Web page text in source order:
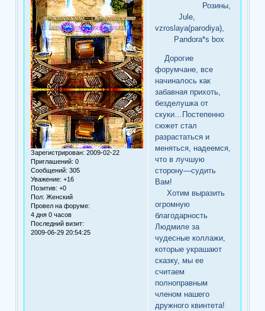
Зарегистрирован: 2009-02-22
Приглашений: 0
Сообщений: 305
Уважение: +16
Позитив: +0
Пол: Женский
Провел на форуме:
4 дня 0 часов
Последний визит:
2009-06-29 20:54:25
Розины,
Jule,
vzroslaya(parodiya),
Pandora*s box
Дорогие
форумчане, все
начиналось как
забавная прихоть,
безделушка от
скуки…Постепенно
сюжет стал
разрастаться и
меняться, надеемся,
что в лучшую
сторону—судить
Вам!
Хотим выразить
огромную
благодарность
Людмиле за
чудесные коллажи,
которые украшают
сказку, мы ее
считаем
полноправным
членом нашего
дружного квинтета!